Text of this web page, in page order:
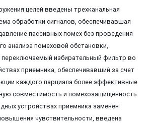
целей введены трехканальная
обработки сигналов, обеспечивавшая
пассивных помех без проведения
анализа помеховой обстановки,
переключаемый избирательный фильтр во
приемника, обеспечивавший за счет
каждого парциала более эффективные
совместимость и помехозащищённость
устройствах приемника заменен
чувствительности, введена